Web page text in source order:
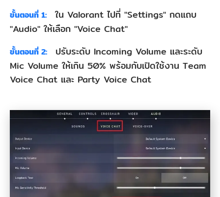
ขั้นตอนที่ 1:
ใน Valorant ไปที่ "Settings" กดแถบ
"Audio" ให้เลือก "Voice Chat"
ขั้นตอนที่ 2:
ปรับระดับ Incoming Volume และระดับ
Mic Volume ให้เกิน 50% พร้อมกับเปิดใช้งาน Team
Voice Chat และ Party Voice Chat